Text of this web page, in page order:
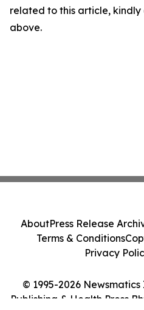
related to this article,
above.
© 1995-2026
Publishing & Health Press
AboutPress Release
Terms & Conditions
Privacy